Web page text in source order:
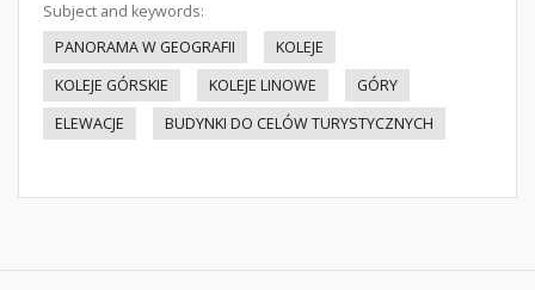
Subject and keywords:
PANORAMA W GEOGRAFII
KOLEJE
KOLEJE GÓRSKIE
KOLEJE LINOWE
GÓRY
ELEWACJE
BUDYNKI DO CELÓW TURYSTYCZNYCH